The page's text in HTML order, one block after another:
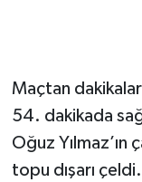
Maçtan dakikalar
54. dakikada
Oğuz
topu dışarı çeldi.